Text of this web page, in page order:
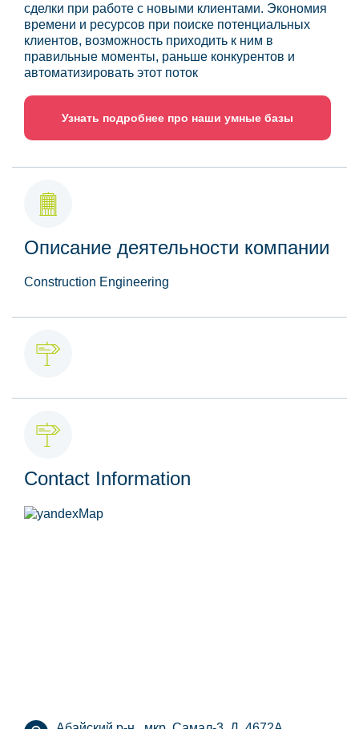
сделки при работе с новыми клиентами. Экономия
времени и ресурсов при поиске потенциальных
клиентов, возможность приходить к ним в
правильные моменты, раньше конкурентов и
автоматизировать этот поток
Узнать подробнее про наши умные базы
Описание деятельности компании
Construction Engineering
Contact Information